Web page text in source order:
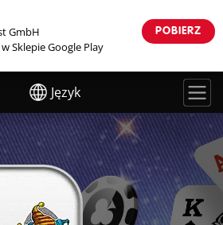
GmbH
Sklepie Google Play
POBIERZ
Język